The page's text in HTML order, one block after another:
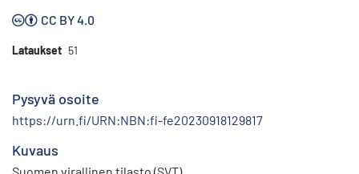
CC BY 4.0
Lataukset 51
Pysyvä osoite
https://urn.fi/URN:NBN:fi-fe20230918129817
Kuvaus